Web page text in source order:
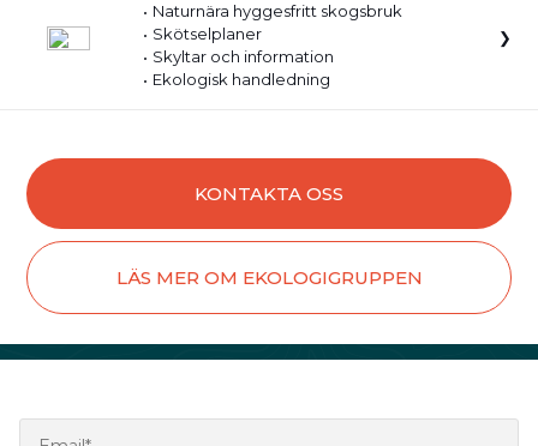
Naturnära hyggesfritt skogsbruk
Skötselplaner
Skyltar och information
Ekologisk handledning
KONTAKTA OSS
LÄS MER OM EKOLOGIGRUPPEN